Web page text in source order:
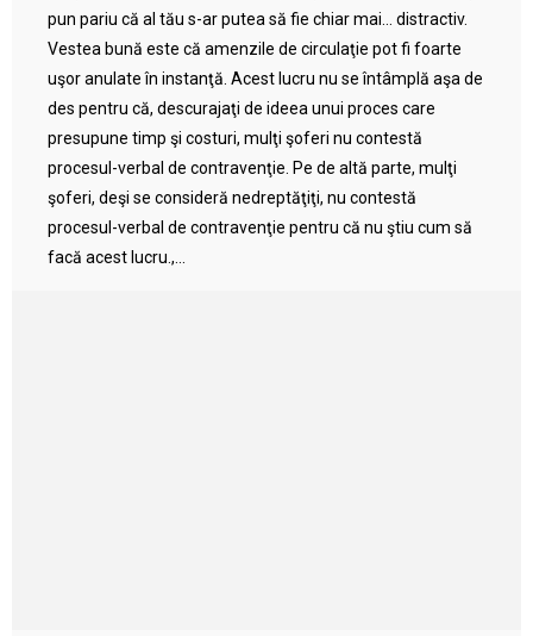
pun pariu că al tău s-ar putea să fie chiar mai… distractiv.
Vestea bună este că amenzile de circulaţie pot fi foarte
uşor anulate în instanţă. Acest lucru nu se întâmplă aşa de
des pentru că, descurajaţi de ideea unui proces care
presupune timp şi costuri, mulţi şoferi nu contestă
procesul-verbal de contravenţie. Pe de altă parte, mulţi
şoferi, deşi se consideră nedreptăţiţi, nu contestă
procesul-verbal de contravenţie pentru că nu ştiu cum să
facă acest lucru.,...